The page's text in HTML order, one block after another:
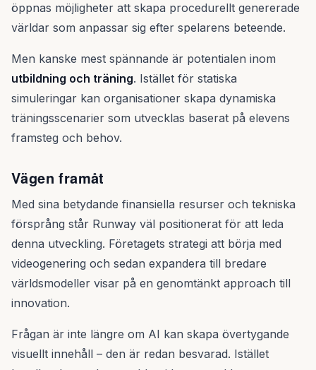
öppnas möjligheter att skapa procedurellt genererade
världar som anpassar sig efter spelarens beteende.
Men kanske mest spännande är potentialen inom
utbildning och träning. Istället för statiska
simuleringar kan organisationer skapa dynamiska
träningsscenarier som utvecklas baserat på elevens
framsteg och behov.
Vägen framåt
Med sina betydande finansiella resurser och tekniska
försprång står Runway väl positionerat för att leda
denna utveckling. Företagets strategi att börja med
videogenering och sedan expandera till bredare
världsmodeller visar på en genomtänkt approach till
innovation.
Frågan är inte längre om AI kan skapa övertygande
visuellt innehåll – den är redan besvarad. Istället